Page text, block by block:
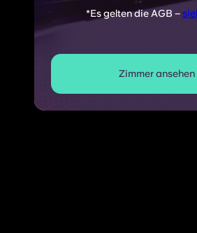
*Es gelten die AGB –
Zimmer ansehen